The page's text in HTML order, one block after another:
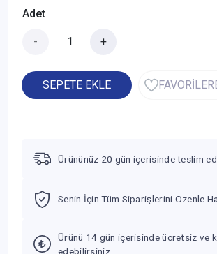
Adet
- +
SEPETE EKLE
Ürününüz 20 gün içerisinde teslim
Senin İçin Tüm Siparişlerini Özenle
Ürünü 14 gün içerisinde ücretsiz ve
edebilirsiniz.